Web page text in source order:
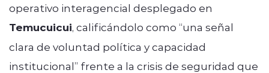
operativo interagencial desplegado en
Temucuicui, calificándolo como “una señal
clara de voluntad política y capacidad
institucional” frente a la crisis de seguridad que